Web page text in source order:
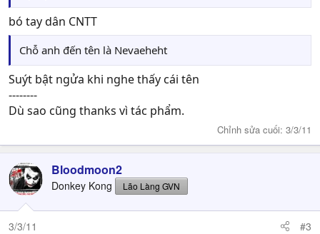
bó tay dân CNTT
Chỗ anh đến tên là Nevaeheht
Suýt bật ngửa khi nghe thấy cái tên
--------
Dù sao cũng thanks vì tác phẩm.
Chỉnh sửa cuối: 3/3/11
Bloodmoon2
Donkey Kong Lão Làng GVN
3/3/11 #3